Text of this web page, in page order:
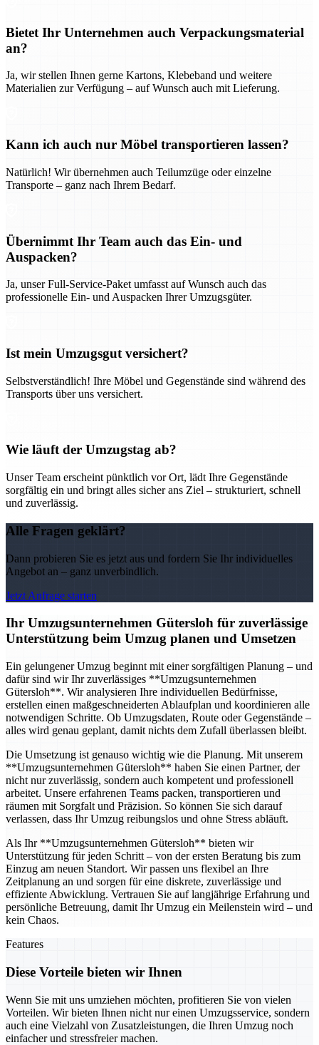
Bietet Ihr Unternehmen auch Verpackungsmaterial
an?
Ja, wir stellen Ihnen gerne Kartons, Klebeband und weitere
Materialien zur Verfügung – auf Wunsch auch mit Lieferung.
Kann ich auch nur Möbel transportieren lassen?
Natürlich! Wir übernehmen auch Teilumzüge oder einzelne
Transporte – ganz nach Ihrem Bedarf.
Übernimmt Ihr Team auch das Ein- und
Auspacken?
Ja, unser Full-Service-Paket umfasst auf Wunsch auch das
professionelle Ein- und Auspacken Ihrer Umzugsgüter.
Ist mein Umzugsgut versichert?
Selbstverständlich! Ihre Möbel und Gegenstände sind während des
Transports über uns versichert.
Wie läuft der Umzugstag ab?
Unser Team erscheint pünktlich vor Ort, lädt Ihre Gegenstände
sorgfältig ein und bringt alles sicher ans Ziel – strukturiert, schnell
und zuverlässig.
Alle Fragen geklärt?
Dann probieren Sie es jetzt aus und fordern Sie Ihr individuelles
Angebot an – ganz unverbindlich.
Jetzt Anfrage starten
Ihr Umzugsunternehmen Gütersloh für zuverlässige
Unterstützung beim Umzug planen und Umsetzen
Ein gelungener Umzug beginnt mit einer sorgfältigen Planung – und
dafür sind wir Ihr zuverlässiges **Umzugsunternehmen
Gütersloh**. Wir analysieren Ihre individuellen Bedürfnisse,
erstellen einen maßgeschneiderten Ablaufplan und koordinieren alle
notwendigen Schritte. Ob Umzugsdaten, Route oder Gegenstände –
alles wird genau geplant, damit nichts dem Zufall überlassen bleibt.
Die Umsetzung ist genauso wichtig wie die Planung. Mit unserem
**Umzugsunternehmen Gütersloh** haben Sie einen Partner, der
nicht nur zuverlässig, sondern auch kompetent und professionell
arbeitet. Unsere erfahrenen Teams packen, transportieren und
räumen mit Sorgfalt und Präzision. So können Sie sich darauf
verlassen, dass Ihr Umzug reibungslos und ohne Stress abläuft.
Als Ihr **Umzugsunternehmen Gütersloh** bieten wir
Unterstützung für jeden Schritt – von der ersten Beratung bis zum
Einzug am neuen Standort. Wir passen uns flexibel an Ihre
Zeitplanung an und sorgen für eine diskrete, zuverlässige und
effiziente Abwicklung. Vertrauen Sie auf langjährige Erfahrung und
persönliche Betreuung, damit Ihr Umzug ein Meilenstein wird – und
kein Chaos.
Features
Diese Vorteile bieten wir Ihnen
Wenn Sie mit uns umziehen möchten, profitieren Sie von vielen
Vorteilen. Wir bieten Ihnen nicht nur einen Umzugsservice, sondern
auch eine Vielzahl von Zusatzleistungen, die Ihren Umzug noch
einfacher und stressfreier machen.